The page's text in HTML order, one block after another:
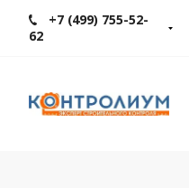
+7 (499) 755-52-
62